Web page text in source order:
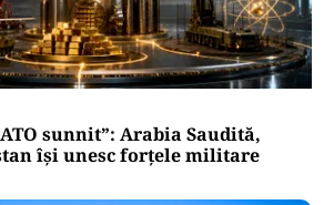
sunnit”: Arabia Saudită,
își unesc forțele militare